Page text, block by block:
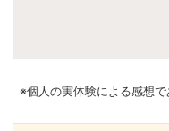
※個人の実体験による感想で